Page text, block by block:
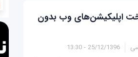
اپلیکیشن‌های وب بدون
25/12/1396 - 13:30